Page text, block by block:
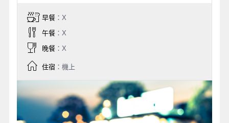
早餐：X
午餐：X
晚餐：X
住宿：機上